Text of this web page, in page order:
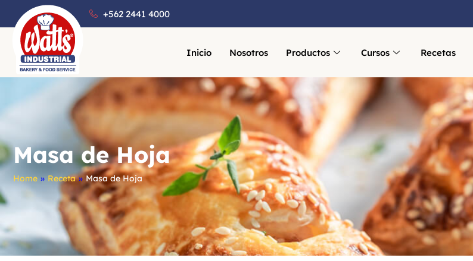
+562 2441 4000
Inicio Nosotros Productos Cursos Recetas
Masa de Hoja
Home » Receta » Masa de Hoja